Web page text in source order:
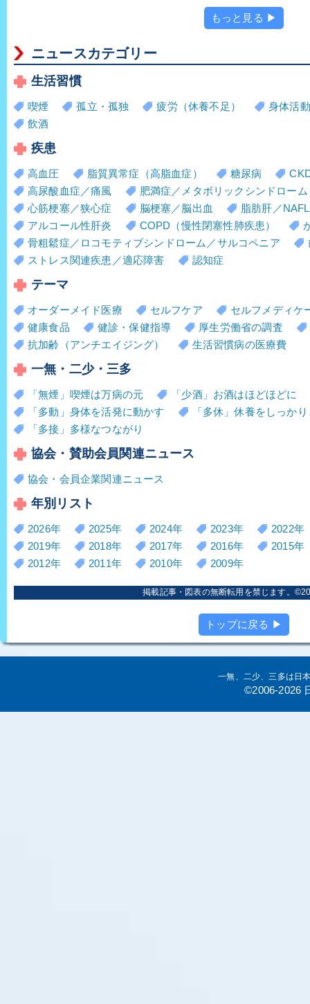
もっと見る ▶
ニュースカテゴリー
生活習慣
喫煙 孤立・孤独 疲労（休養不足）
身体活
飲酒
疾患
高血圧 脂質異常症（高脂血症） 糖尿病
高尿酸血症／痛風
肥満症／メタボリックシンドローム
心筋梗塞／狭心症
脳梗塞／脳出血
脂肪肝／
アルコール性肝炎
COPD（慢性閉塞性肺疾患）
骨粗鬆症／ロコモティブシンドローム／サルコペニア
ストレス関連疾患／適応障害
認知症
テーマ
オーダーメイド医療 セルフケア
セルフメディケ
健康食品
健診・保健指導
厚生労働省の調査
抗加齢（アンチエイジング）
生活習慣病の医療費
一無・二少・三多
「無煙」喫煙は万病の元
「少酒」お酒はほどほどに
「多動」身体を活発に動かす
「多休」休養をしっか
「多接」多様なつながり
協会・賛助会員関連ニュース
協会・会員企業関連ニュース
年別リスト
2026年 2025年 2024年 2023年
2022年
2019年
2018年 2017年 2016年
2015年
2012年
2011年 2010年 2009年
掲載記事・図表の無断転用を禁じます。
トップに戻る ▶
一無、二少、三多は日
©2006-2026